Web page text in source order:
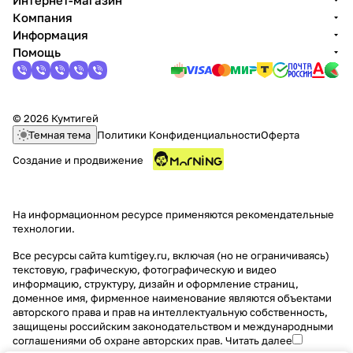
Компания
Информация
Помощь
© 2026 Кумтигей
Темная тема Политики КонфиденциальностиОферта
Создание и продвижение
На информационном ресурсе применяются рекомендательные
технологии.
Все ресурсы сайта kumtigey.ru, включая (но не ограничиваясь)
текстовую, графическую, фотографическую и видео
информацию, структуру, дизайн и оформление страниц,
доменное имя, фирменное наименование являются объектами
авторского права и прав на интеллектуальную собственность,
защищены российским законодательством и международными
соглашениями об охране авторских прав. Читать далее